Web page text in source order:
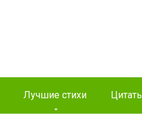
Лучшие стихи